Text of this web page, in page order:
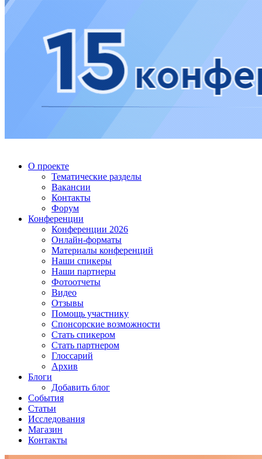
О проекте
Тематические разделы
Вакансии
Контакты
Форум
Конференции
Конференции 2026
Онлайн-форматы
Материалы конференций
Наши спикеры
Наши партнеры
Фотоотчеты
Видео
Отзывы
Помощь участнику
Спонсорские возможности
Стать спикером
Стать партнером
Глоссарий
Архив
Блоги
Добавить блог
События
Статьи
Исследования
Магазин
Контакты